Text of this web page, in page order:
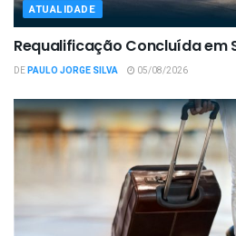
ATUALIDADE
Requalificação Concluída em
DEPAULO JORGE SILVA 05/08/2026